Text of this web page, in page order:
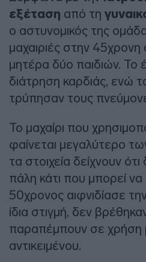
εξέταση από τη
ο αστυνομικός της
μαχαιριές στην 45χρονη
μητέρα δύο παιδιών. Το
διάτρηση καρδιάς, ενώ
τρύπησαν τους
Το μαχαίρι που
φαίνεται μεγαλύτερο
τα στοιχεία δείχνουν
πάλη κάτι που μπορεί να
50χρονος αιφνιδίασε
ίδια στιγμή, δεν
παραπέμπουν σε χρήση
αντικειμένου.